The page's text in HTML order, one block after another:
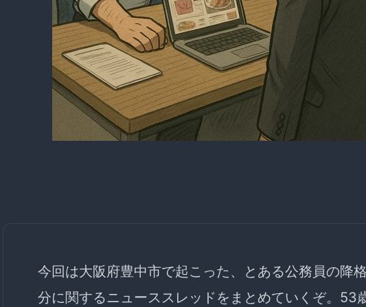
今回は大阪府豊中市で起こった、とある公務員の降
分に関するニューススレッドをまとめていくぞ。53